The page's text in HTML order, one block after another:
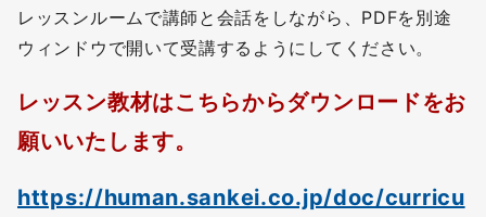
レッスンルームで講師と会話をしながら、PDFを別途
ウィンドウで開いて受講するようにしてください。
レッスン教材はこちらからダウンロードをお
願いいたします。
https://human.sankei.co.jp/doc/curricu